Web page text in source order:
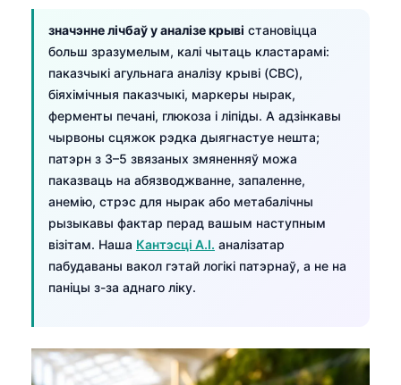
значэнне лічбаў у аналізе крыві становіцца
больш зразумелым, калі чытаць кластарамі:
паказчыкі агульнага аналізу крыві (CBC),
біяхімічныя паказчыкі, маркеры нырак,
ферменты печані, глюкоза і ліпіды. А адзінкавы
чырвоны сцяжок рэдка дыягнастуе нешта;
патэрн з 3–5 звязаных змяненняў можа
паказваць на абязводжванне, запаленне,
анемію, стрэс для нырак або метабалічны
рызыкавы фактар перад вашым наступным
візітам. Наша Кантэсці А.І. аналізатар
пабудаваны вакол гэтай логікі патэрнаў, а не на
паніцы з-за аднаго ліку.